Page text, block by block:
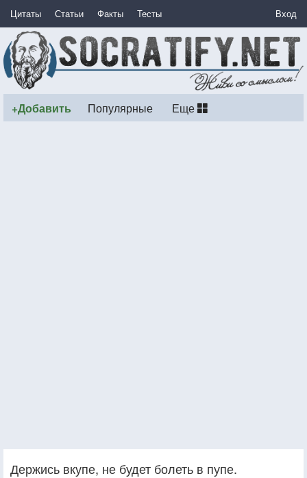
Цитаты Статьи Факты Тесты Вход
+Добавить Популярные Еще
Держись вкупе, не будет болеть в пупе.